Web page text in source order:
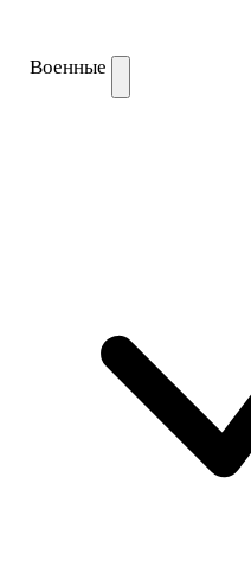
Военные